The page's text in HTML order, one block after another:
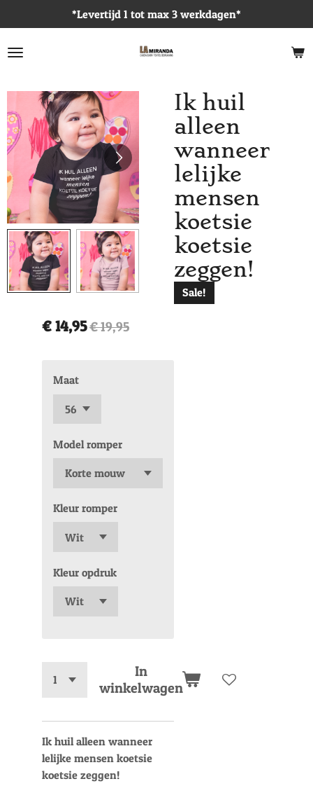
direct
naar
*Levertijd 1 tot max 3 werkdagen*
Ik huil
alleen
wanneer
lelijke
mensen
koetsie
koetsie
zeggen!
Sale!
€ 14,95€ 19,95
Maat
Model romper
Kleur romper
Kleur opdruk
In
winkelwagen
Ik huil alleen wanneer
lelijke mensen koetsie
koetsie zeggen!